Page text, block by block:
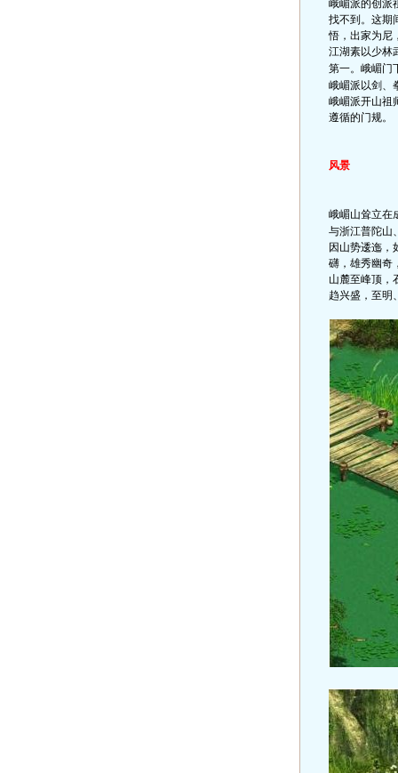
峨嵋派的创派
找不到。这期
悟，出家为尼
江湖素以少林
第一。峨嵋门
峨嵋派以剑、
峨嵋派开山祖
遵循的门规。
风景
峨嵋山耸立在
与浙江普陀山
因山势逶迤，
礴，雄秀幽奇
山麓至峰顶，
趋兴盛，至明